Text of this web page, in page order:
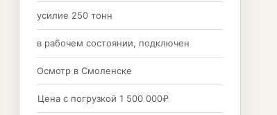
усилие 250 тонн
в рабочем состоянии, подключен
Осмотр в Смоленске
Цена с погрузкой 1 500 000₽